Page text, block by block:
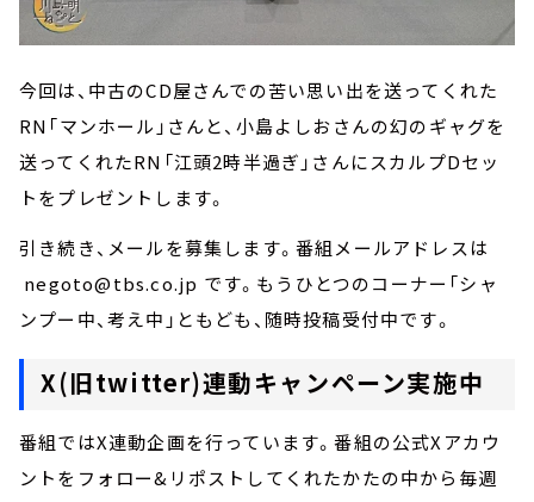
今回は、中古のCD屋さんでの苦い思い出を送ってくれた
RN「マンホール」さんと、小島よしおさんの幻のギャグを
送ってくれたRN「江頭2時半過ぎ」さんにスカルプDセッ
トをプレゼントします。
引き続き、メールを募集します。番組メールアドレスは
negoto@tbs.co.jp です。もうひとつのコーナー「シャ
ンプー中、考え中」ともども、随時投稿受付中です。
X(旧twitter)連動キャンペーン実施中
番組ではX連動企画を行っています。番組の公式Xアカウ
ントをフォロー&リポストしてくれたかたの中から毎週